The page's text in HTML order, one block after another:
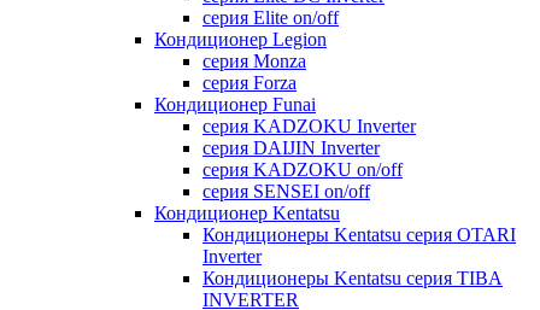
серия Elite on/off
Кондиционер Legion
серия Monza
серия Forza
Кондиционер Funai
серия KADZOKU Inverter
серия DAIJIN Inverter
серия KADZOKU on/off
серия SENSEI on/off
Кондиционер Kentatsu
Кондиционеры Kentatsu серия OTARI
Inverter
Кондиционеры Kentatsu серия TIBA
INVERTER